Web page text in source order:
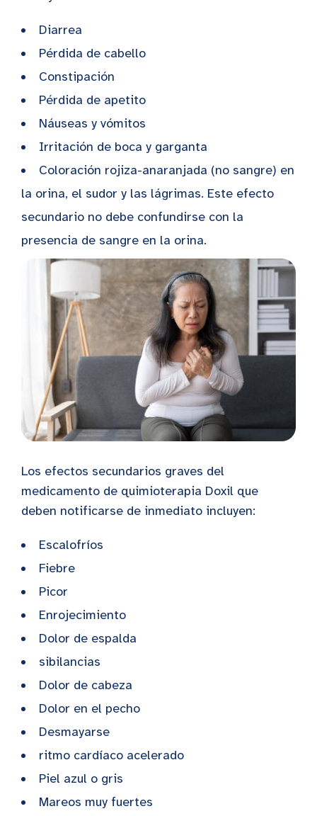
Diarrea
Pérdida de cabello
Constipación
Pérdida de apetito
Náuseas y vómitos
Irritación de boca y garganta
Coloración rojiza-anaranjada (no sangre) en
la orina, el sudor y las lágrimas. Este efecto
secundario no debe confundirse con la
presencia de sangre en la orina.
Los efectos secundarios graves del
medicamento de quimioterapia Doxil que
deben notificarse de inmediato incluyen:
Escalofríos
Fiebre
Picor
Enrojecimiento
Dolor de espalda
sibilancias
Dolor de cabeza
Dolor en el pecho
Desmayarse
ritmo cardíaco acelerado
Piel azul o gris
Mareos muy fuertes